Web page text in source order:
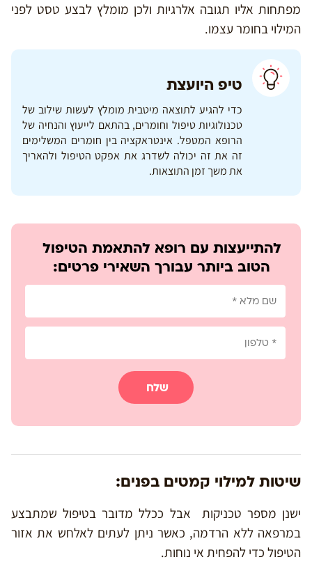
מפתחות אליו תגובה אלרגיות ולכן מומלץ לבצע טסט לפני
המילוי בחומר עצמו.
טיפ היועצת
כדי להגיע לתוצאה מיטבית מומלץ לעשות שילוב של
טכנולוגיות טיפול וחומרים, בהתאם לייעוץ והנחיה של
הרופא המטפל. אינטראקציה בין חומרים המשלימים
זה את זה יכולה לשדרג את אפקט הטיפול ולהאריך
את משך זמן התוצאות.
להתייעצות עם רופא להתאמת הטיפול
הטוב ביותר עבורך השאירי פרטים:
שלח
שיטות למילוי קמטים בפנים:
ישנן מספר טכניקות אבל ככלל מדובר בטיפול שמתבצע
במרפאה ללא הרדמה, כאשר ניתן לעתים לאלחש את אזור
הטיפול כדי להפחית אי נוחות.